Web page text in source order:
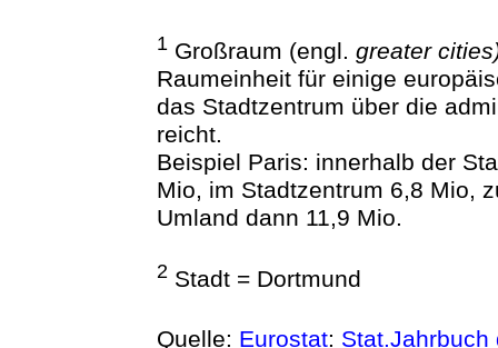
1 Großraum (engl. greater
Raumeinheit für einige
das Stadtzentrum über die
reicht.
Beispiel Paris: innerhalb der
Mio, im Stadtzentrum 6,8 Mio,
Umland dann 11,9 Mio.
2 Stadt = Dortmund
Quelle: Eurostat: Stat.Jahrbuch